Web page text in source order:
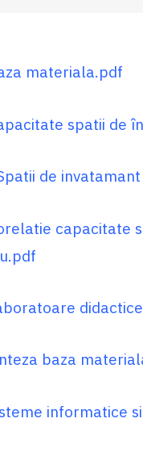
materiala.pdf
spatii de
de
capacitate
baza
informatice